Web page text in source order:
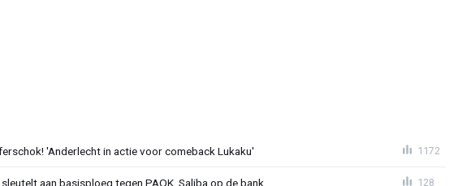
'Anderlecht in actie voor comeback Lukaku' 1172
aan basisploeg tegen PAOK, Saliba op de bank 128